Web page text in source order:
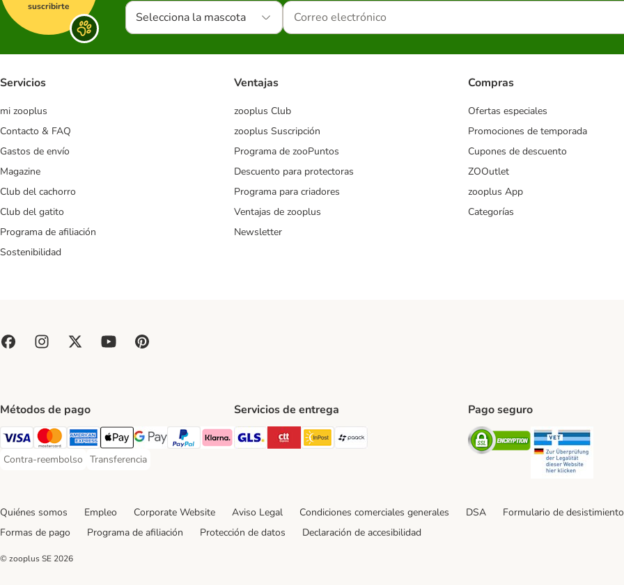
suscribirte
Selecciona la mascota
Servicios
mi zooplus
Contacto & FAQ
Gastos de envío
Magazine
Club del cachorro
Club del gatito
Programa de afiliación
Sostenibilidad
Ventajas
zooplus Club
zooplus Suscripción
Programa de zooPuntos
Descuento para protectoras
Programa para criadores
Ventajas de zooplus
Newsletter
Compras
Ofertas especiales
Promociones de temporada
Cupones de descuento
ZOOutlet
zooplus App
Categorías
Métodos de pago
Visa Payment Method
Mastercard Payment Method
American Express Payment Method
Apple Pay Payment Method
Google Pay Payment Method
PayPal Payment Method
Klarna Payment Method
Contra-reembolso
Contra-reembolso Payment Method
Transferencia
Transferencia Payment Method
Servicios de entrega
GLS Shipping Method
CTTExpress Shipping Method
InPost Shipping Method
paack Shipping Method
Pago seguro
Security
Quiénes somos Empleo Corporate Website Aviso Legal Condiciones comerciales generales DSA Formulario de desistimiento
Formas de pago
Programa de afiliación Protección de datos Declaración de accesibilidad
© zooplus SE 2026